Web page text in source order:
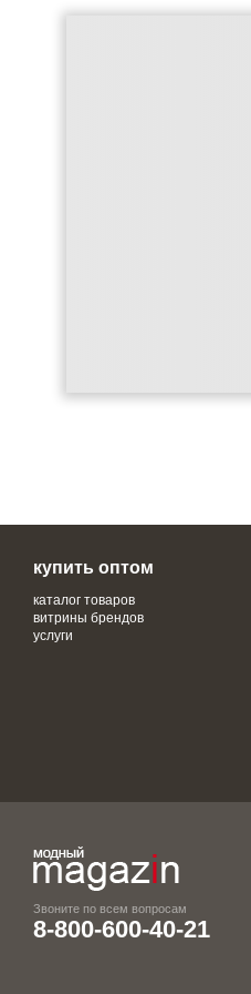
купить оптом
каталог товаров
витрины брендов
услуги
Звоните по всем вопросам
8-800-600-40-21